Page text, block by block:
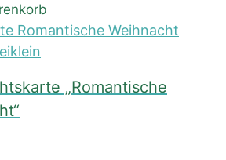
„Romantische